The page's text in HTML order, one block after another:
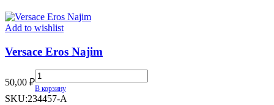
Add to wishlist
Versace Eros Najim
50,00 ₽
Versace
Eros
Najim
В корзину
SKU:234457-A